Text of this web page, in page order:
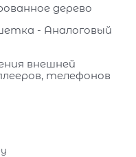
дерево
- Аналоговый
внешней
телефонов